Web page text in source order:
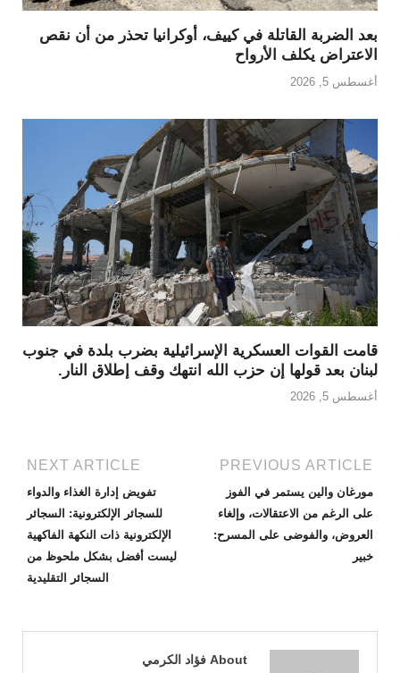
بعد الضربة القاتلة في كييف، أوكرانيا تحذر من أن نقص
الاعتراض يكلف الأرواح
أغسطس 5, 2026
قامت القوات العسكرية الإسرائيلية بضرب بلدة في جنوب
لبنان بعد قولها إن حزب الله انتهك وقف إطلاق النار.
أغسطس 5, 2026
PREVIOUS ARTICLE
مورغان والين يستمر في الفوز
على الرغم من الاعتقالات، وإلغاء
العروض، والفوضى على المسرح:
خبير
NEXT ARTICLE
تفويض إدارة الغذاء والدواء
للسجائر الإلكترونية: السجائر
الإلكترونية ذات النكهة الفاكهية
ليست أفضل بشكل ملحوظ من
السجائر التقليدية
About فؤاد الكرمي